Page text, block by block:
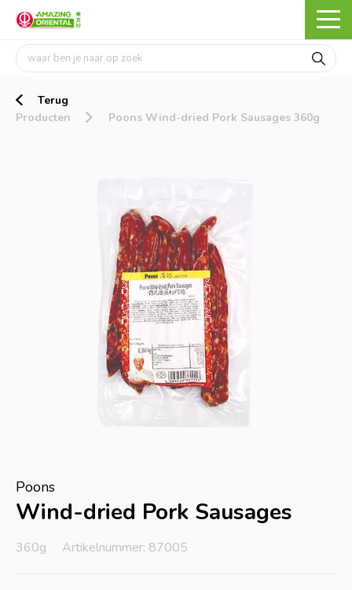
Terug
Producten
Poons Wind-dried Pork Sausages 360g
Poons
Wind-dried Pork Sausages
360g Artikelnummer: 87005